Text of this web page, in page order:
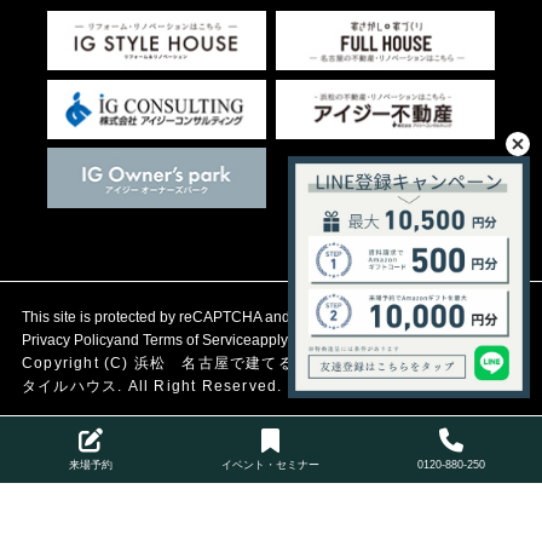
This site is protected by reCAPTCHA and the Google
Privacy Policyand Terms of Serviceapply.
Copyright (C) 浜松 名古屋で建てる自然素材の注文住宅アイジース
タイルハウス. All Right Reserved.
来場予約 イベント・セミナー 0120-880-250